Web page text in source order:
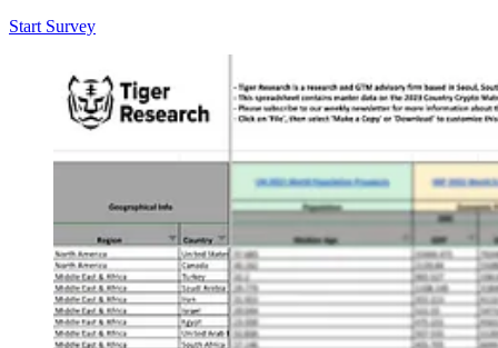
Start Survey